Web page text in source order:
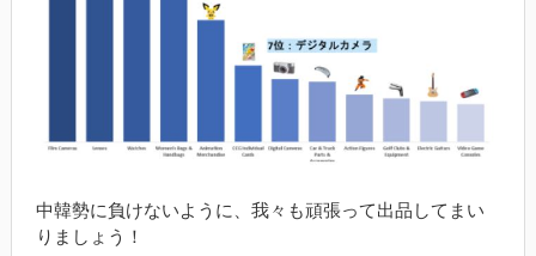
中韓勢に負けないように、我々も頑張って出品してまい
りましょう！